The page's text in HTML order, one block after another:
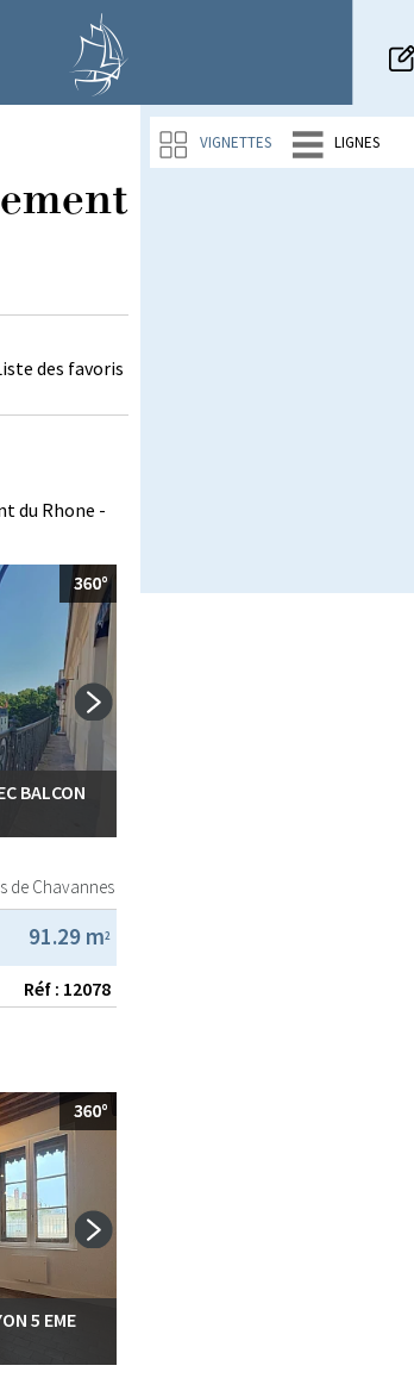
VIGNETTES LIGNES
des favoris
du Rhone -
BALCON
de Chavannes
91.29 m2
Réf : 12078
5 EME